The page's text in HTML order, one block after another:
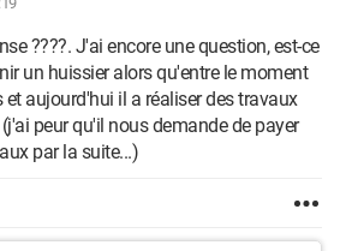
????. J'ai encore une question, est-ce
un huissier alors qu'entre le moment
et aujourd'hui il a réaliser des travaux
peur qu'il nous demande de payer
par la suite...)